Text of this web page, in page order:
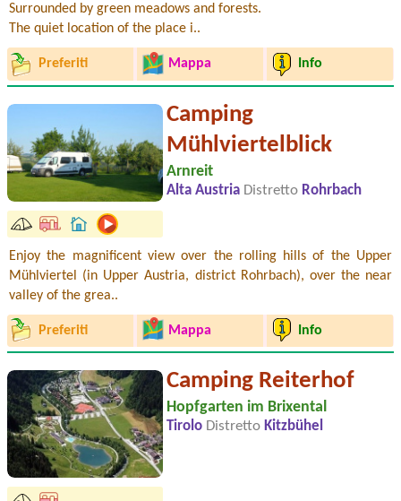
Surrounded by green meadows and forests.
The quiet location of the place i..
Preferiti Mappa Info
Camping
Mühlviertelblick
Arnreit
Alta Austria Distretto Rohrbach
Enjoy the magnificent view over the rolling hills of the Upper
Mühlviertel (in Upper Austria, district Rohrbach), over the near
valley of the grea..
Preferiti Mappa Info
Camping Reiterhof
Hopfgarten im Brixental
Tirolo Distretto Kitzbühel